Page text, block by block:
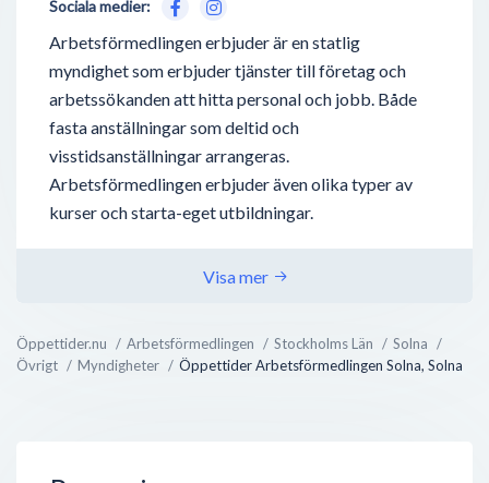
Öppettider.nu Arbetsförmedlingen Stockholms Län
Solna
Övrigt
Myndigheter Öppettider Arbetsförmedlingen Solna, Solna
Sociala medier:
Arbetsförmedlingen erbjuder är en statlig
myndighet som erbjuder tjänster till företag och
arbetssökanden att hitta personal och jobb. Både
fasta anställningar som deltid och
visstidsanställningar arrangeras.
Arbetsförmedlingen erbjuder även olika typer av
kurser och starta-eget utbildningar.
Visa mer